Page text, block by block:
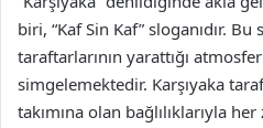
biri, “Kaf Sin Kaf” sloganıdır.
taraftarlarının yarattığı
simgelemektedir. Karşıyaka
takımına olan bağlılıklarıyla